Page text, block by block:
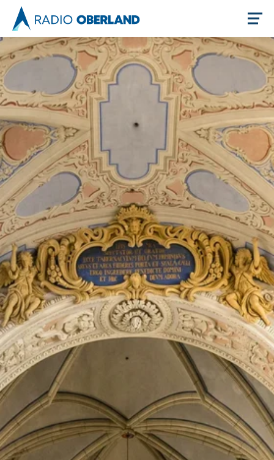
Jetzt live hören
Newsreader
Themen
Stellenangebote
Unternehmen
Das geheime Geräusch
Wandern
Fotobox
Amphibienschutz
Team
Programm
Service
Handwerker